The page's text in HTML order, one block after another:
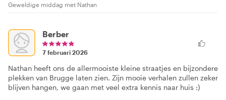
Geweldige middag met Nathan
Berber
7 februari 2026
Nathan heeft ons de allermooiste kleine straatjes en bijzondere
plekken van Brugge laten zien. Zijn mooie verhalen zullen zeker
blijven hangen, we gaan met veel extra kennis naar huis :)